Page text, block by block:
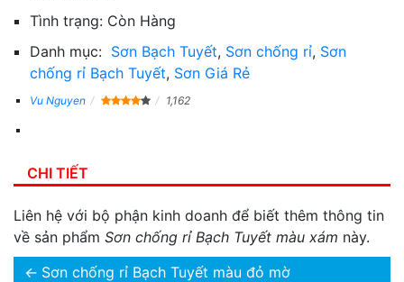
Tình trạng: Còn Hàng
Danh mục: Sơn Bạch Tuyết, Sơn chống rỉ, Sơn
chống rỉ Bạch Tuyết, Sơn Giá Rẻ
Vu Nguyen 1,162
CHI TIẾT
Liên hệ với bộ phận kinh doanh để biết thêm thông tin
về sản phẩm Sơn chống rỉ Bạch Tuyết màu xám này.
← Sơn chống rỉ Bạch Tuyết màu đỏ mờ